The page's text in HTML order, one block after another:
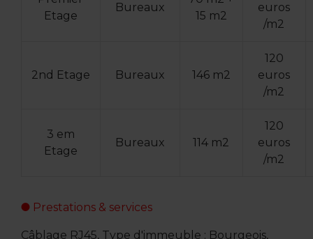
Etage
Bureaux
15 m2
euros
/m2
2nd Etage Bureaux 146 m2
120
euros
/m2
3 em
Etage
Bureaux 114 m2
120
euros
/m2
Prestations & services
Câblage RJ45, Type d'immeuble : Bourgeois,